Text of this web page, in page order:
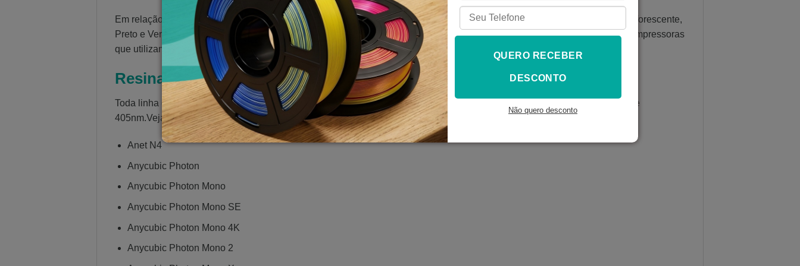
Em relação ao acabamento final das peças feitas em resina, as cores Amarelo, Azul, Branca, Bege, Cinza, Cinza Clara, Fosforescente,
Preto e Vermelho são opacas e a cor Cristal é translúcida. Contudo, é importante saber que nossa resina é específica para impressoras
que utilizam LCD e luz UV de fundo e estas devem trabalhar entre os comprimentos de onda de 225 a 440nm.
Resina 3D Cinza – Compatibilidade
Toda linha de resina 3D da 3D Fila é compatível com maquinas dos tiposSLA, DLP e LCD
e usa o comprimento de onda de
405nm.Veja abaixo a lista de algumas impressoras compatíveis:
Anet N4
Anycubic Photon
Anycubic Photon Mono
Anycubic Photon Mono SE
Anycubic Photon Mono 4K
Anycubic Photon Mono 2
QUERO RECEBER
DESCONTO
Não quero desconto